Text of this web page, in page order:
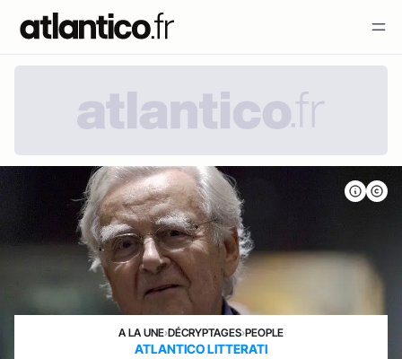
A LA UNE›DÉCRYPTAGES›PEOPLE
ATLANTICO LITTERATI